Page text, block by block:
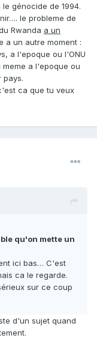
génocide de 1994.
le probleme de
Rwanda a un
a un autre moment :
a l'epoque ou l'ONU
a l'epoque ou
pays.
ca que tu veux
qu'on mette un
ici bas… C'est
ca le regarde.
sur ce coup
d'un sujet quand